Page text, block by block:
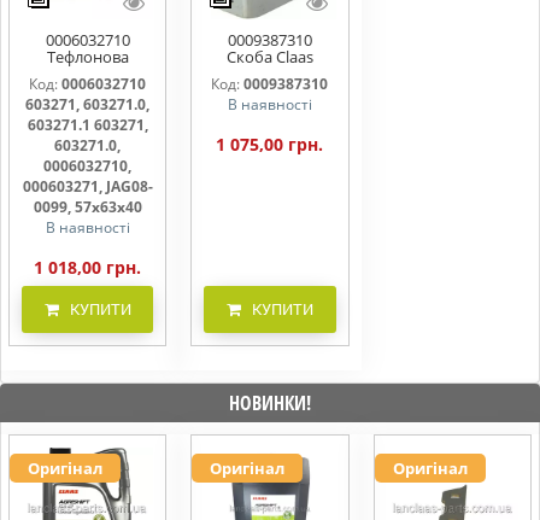
0006032710
Тефлонова
втулка шківа
варіатора
57х63х40.5 ,
603271, 603271.0,
603271.1
Код:0006032710
603271, 603271.0,
603271.1 603271,
603271.0,
0006032710,
000603271, JAG08-
0099, 57х63х40
В наявності
1 018,00 грн.
КУПИТИ
0009387310
Скоба Claas
938731, 938731.0,
938731.1
Код: 0009387310
В наявності
1 075,00 грн.
КУПИТИ
НОВИНКИ!
Оригінал Оригінал Оригінал